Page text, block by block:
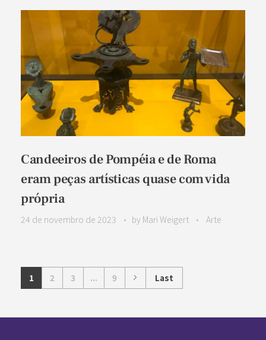
Candeeiros de Pompéia e de Roma
eram peças artísticas quase com vida
própria
24 de novembro de 2023 by Mari Weigert Arte
1 2 3 ... 9 Last